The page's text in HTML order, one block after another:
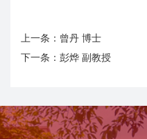
上一条： 曾丹 博士
下一条： 彭烨 副教授